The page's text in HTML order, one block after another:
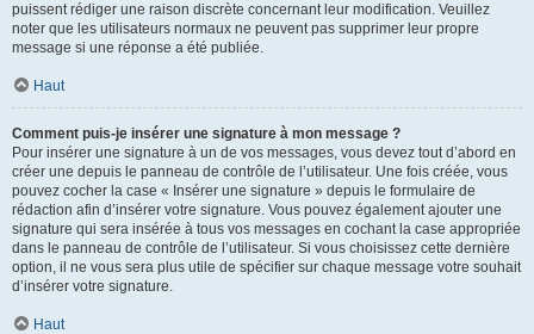
puissent rédiger une raison discrète concernant leur modification. Veuillez
noter que les utilisateurs normaux ne peuvent pas supprimer leur propre
message si une réponse a été publiée.
Haut
Comment puis-je insérer une signature à mon message ?
Pour insérer une signature à un de vos messages, vous devez tout d’abord en
créer une depuis le panneau de contrôle de l’utilisateur. Une fois créée, vous
pouvez cocher la case « Insérer une signature » depuis le formulaire de
rédaction afin d’insérer votre signature. Vous pouvez également ajouter une
signature qui sera insérée à tous vos messages en cochant la case appropriée
dans le panneau de contrôle de l’utilisateur. Si vous choisissez cette dernière
option, il ne vous sera plus utile de spécifier sur chaque message votre souhait
d’insérer votre signature.
Haut